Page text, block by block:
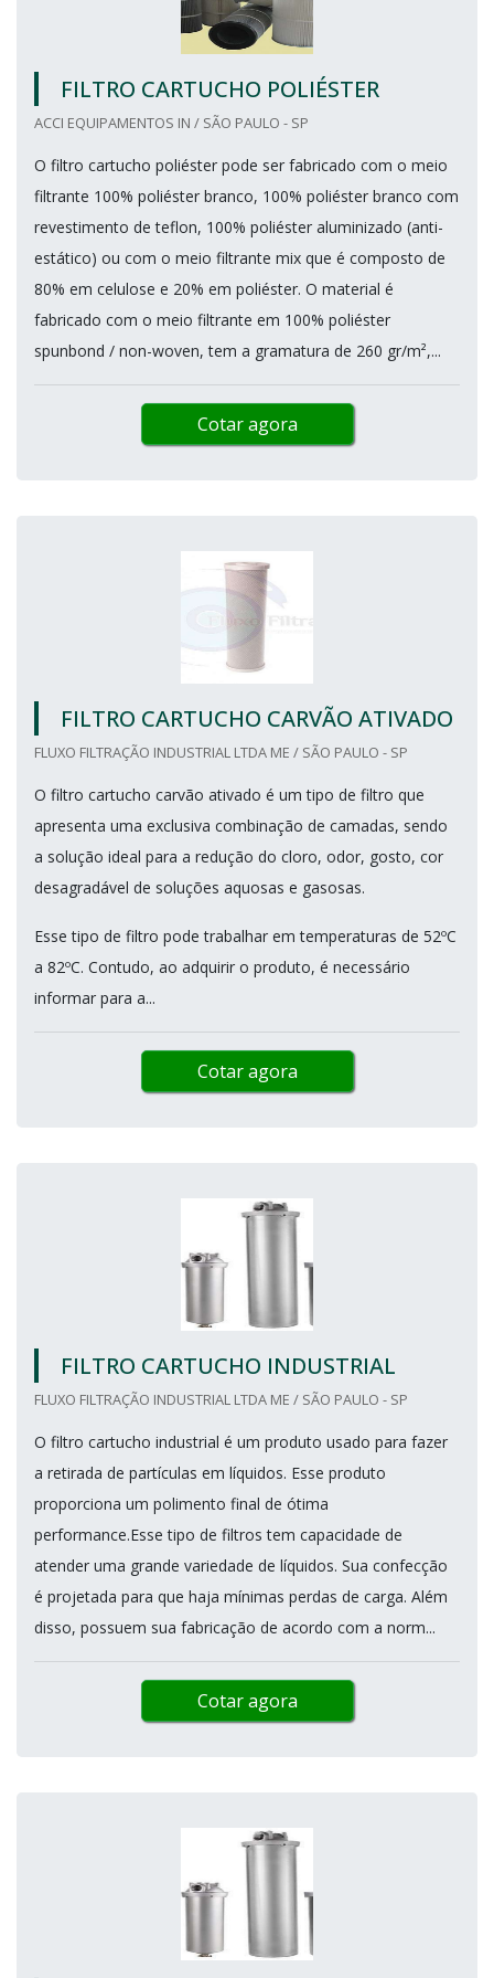
FILTRO CARTUCHO POLIÉSTER
ACCI EQUIPAMENTOS IN / SÃO PAULO - SP
O filtro cartucho poliéster pode ser fabricado com o meio
filtrante 100% poliéster branco, 100% poliéster branco com
revestimento de teflon, 100% poliéster aluminizado (anti-
estático) ou com o meio filtrante mix que é composto de
80% em celulose e 20% em poliéster. O material é
fabricado com o meio filtrante em 100% poliéster
spunbond / non-woven, tem a gramatura de 260 gr/m²,...
Cotar agora
FILTRO CARTUCHO CARVÃO ATIVADO
FLUXO FILTRAÇÃO INDUSTRIAL LTDA ME / SÃO PAULO - SP
O filtro cartucho carvão ativado é um tipo de filtro que
apresenta uma exclusiva combinação de camadas, sendo
a solução ideal para a redução do cloro, odor, gosto, cor
desagradável de soluções aquosas e gasosas.
Esse tipo de filtro pode trabalhar em temperaturas de 52ºC
a 82ºC. Contudo, ao adquirir o produto, é necessário
informar para a...
Cotar agora
FILTRO CARTUCHO INDUSTRIAL
FLUXO FILTRAÇÃO INDUSTRIAL LTDA ME / SÃO PAULO - SP
O filtro cartucho industrial é um produto usado para fazer
a retirada de partículas em líquidos. Esse produto
proporciona um polimento final de ótima
performance.Esse tipo de filtros tem capacidade de
atender uma grande variedade de líquidos. Sua confecção
é projetada para que haja mínimas perdas de carga. Além
disso, possuem sua fabricação de acordo com a norm...
Cotar agora